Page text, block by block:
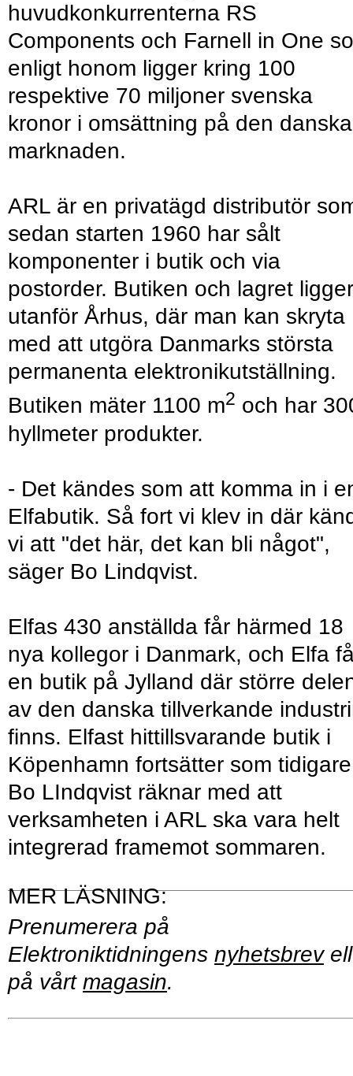
huvudkonkurrenterna RS
Components och Farnell in One
enligt honom ligger kring 100
respektive 70 miljoner svenska
kronor i omsättning på den danska
marknaden.
ARL är en privatägd distributör
sedan starten 1960 har sålt
komponenter i butik och via
postorder. Butiken och lagret ligger
utanför Århus, där man kan skryta
med att utgöra Danmarks största
permanenta elektronikutställning.
Butiken mäter 1100 m2 och har
hyllmeter produkter.
- Det kändes som att komma in i
Elfabutik. Så fort vi klev in där
vi att "det här, det kan bli något",
säger Bo Lindqvist.
Elfas 430 anställda får härmed 18
nya kollegor i Danmark, och Elfa
en butik på Jylland där större
av den danska tillverkande
finns. Elfast hittillsvarande butik i
Köpenhamn fortsätter som
Bo LIndqvist räknar med att
verksamheten i ARL ska vara helt
integrerad framemot sommaren.
Prenumerera på
Elektroniktidningens nyhetsbrev
på vårt magasin.